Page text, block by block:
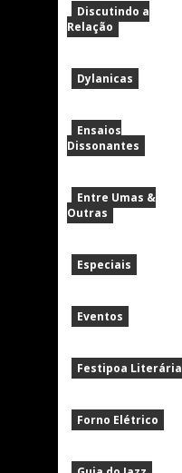
Discutindo a
Relação
Dylanicas
Ensaios
Dissonantes
Entre Umas &
Outras
Especiais
Eventos
Festipoa Literária
Forno Elétrico